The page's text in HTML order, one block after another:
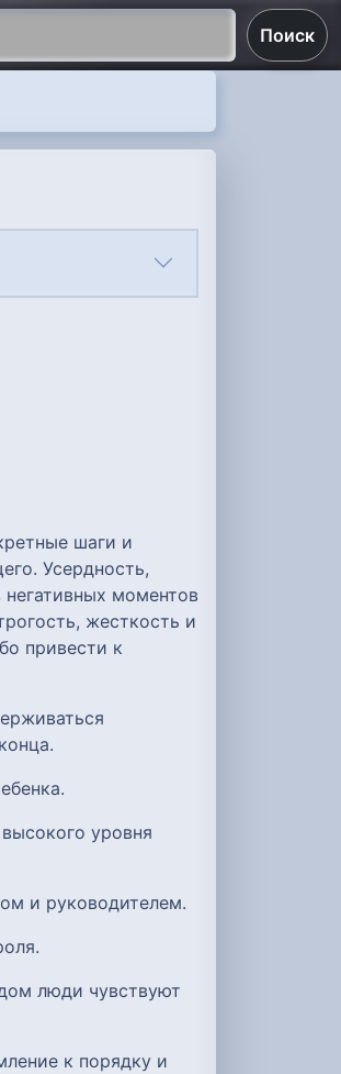
Поиск
шаги и
Усердность,
моментов
жесткость и
привести к
уровня
и руководителем.
люди чувствуют
к порядку и